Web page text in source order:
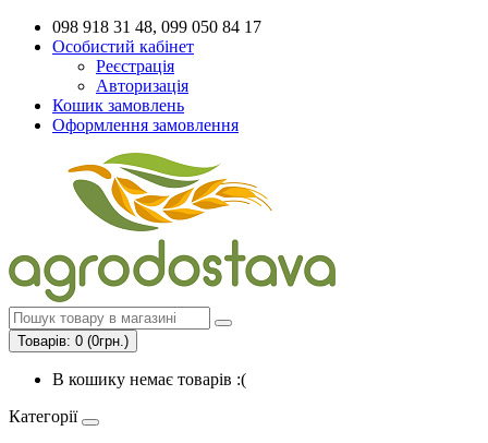
098 918 31 48, 099 050 84 17
Особистий кабінет
Реєстрація
Авторизація
Кошик замовлень
Оформлення замовлення
Товарів: 0 (0грн.)
В кошику немає товарів :(
Категорії